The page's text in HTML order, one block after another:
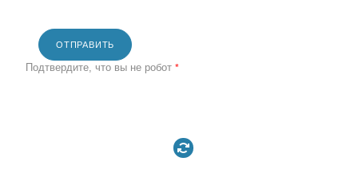
ОТПРАВИТЬ
Подтвердите, что вы не робот *